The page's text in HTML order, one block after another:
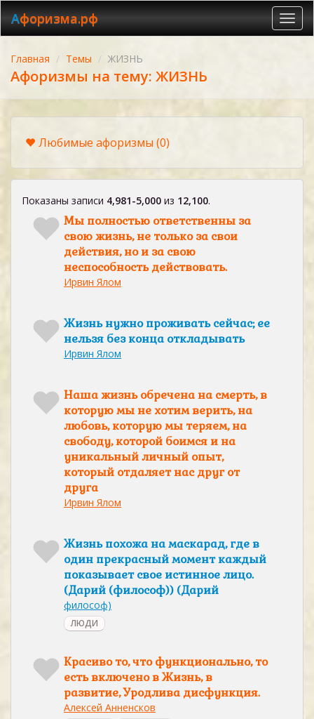
Афоризма.рф
Главная Темы ЖИЗНЬ
Афоризмы на тему: ЖИЗНЬ
Любимые афоризмы (0)
Показаны записи 4,981-5,000 из 12,100.
Мы полностью ответственны за
свою жизнь, не только за свои
действия, но и за свою
неспособность действовать.
Ирвин Ялом
Жизнь нужно проживать сейчас; ее
нельзя без конца откладывать
Ирвин Ялом
Наша жизнь обречена на смерть, в
которую мы не хотим верить, на
любовь, которую мы теряем, на
свободу, которой боимся и на
уникальный личный опыт,
который отдаляет нас друг от
друга
Ирвин Ялом
Жизнь похожа на маскарад, где в
один прекрасный момент каждый
показывает свое истинное лицо.
(Дарий (философ)) (Дарий
философ)
ЛЮДИ
Красиво то, что функционально, то
есть включено в Жизнь, в
развитие, Уродлива дисфункция.
Алексей Анненсков